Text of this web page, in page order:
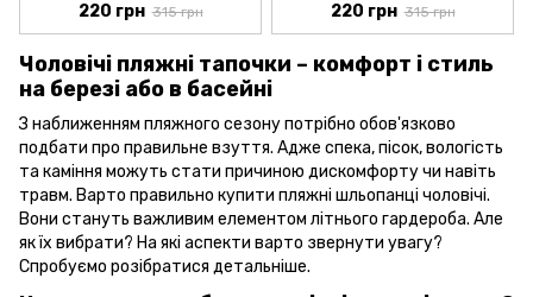
220 грн 315 грн 220 грн 315 грн
Чоловічі пляжні тапочки – комфорт і стиль
на березі або в басейні
З наближенням пляжного сезону потрібно обов'язково
подбати про правильне взуття. Адже спека, пісок, вологість
та каміння можуть стати причиною дискомфорту чи навіть
травм. Варто правильно купити пляжні шльопанці чоловічі.
Вони стануть важливим елементом літнього гардероба. Але
як їх вибрати? На які аспекти варто звернути увагу?
Спробуємо розібратися детальніше.